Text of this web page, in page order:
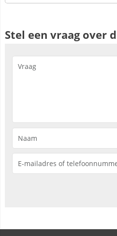
Stel een vraag over